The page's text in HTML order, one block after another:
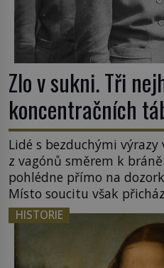
Zlo v sukni. Tři
koncentračních
Lidé s bezduchými
z vagónů směrem k
pohlédne přímo na
Místo soucitu však
posílá rovnou do plynové
Rudolf Höss (1901–1947),
1979) či Heinrich Himmler
o koho se historie jen
HISTORIE